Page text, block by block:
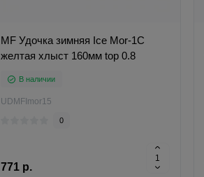
MF Удочка зимняя Ice Mor-1C
желтая хлыст 160мм top 0.8
В наличии
UDMFImor15
0
771 р.